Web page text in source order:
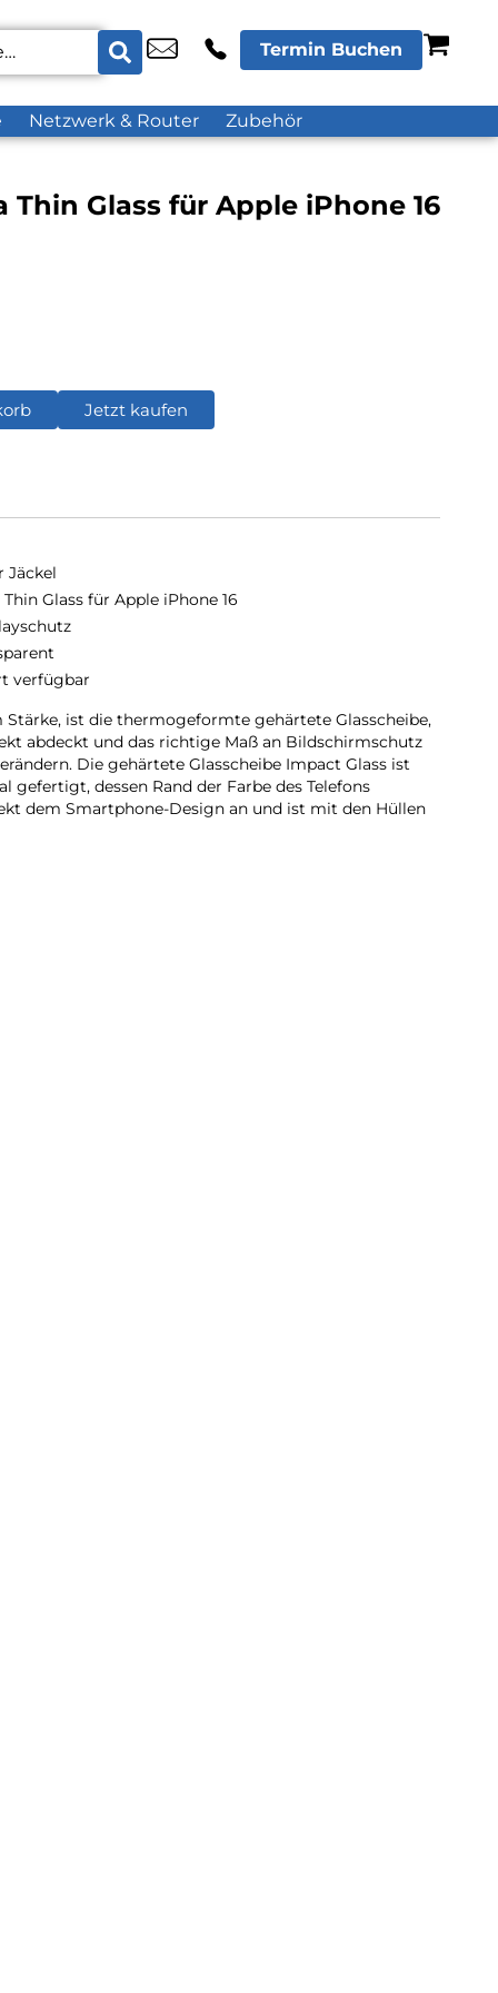
Termin Buchen
Netzwerk & Router Zubehör
Thin Glass für Apple iPhone 16
Jetzt kaufen
Jäckel
Glass für Apple iPhone 16
verfügbar
Stärke, ist die thermogeformte gehärtete Glasscheibe,
abdeckt und das richtige Maß an Bildschirmschutz
Die gehärtete Glasscheibe Impact Glass ist
gefertigt, dessen Rand der Farbe des Telefons
dem Smartphone-Design an und ist mit den Hüllen